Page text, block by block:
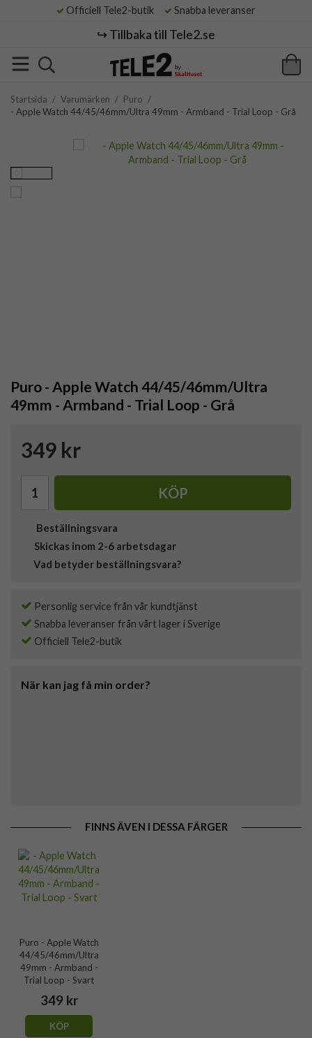
Officiell Tele2-butik Snabba leveranser
↪️ Tillbaka till Tele2.se
Startsida / Varumärken / Puro /
- Apple Watch 44/45/46mm/Ultra 49mm - Armband - Trial Loop - Grå
Puro - Apple Watch 44/45/46mm/Ultra
49mm - Armband - Trial Loop - Grå
349 kr
KÖP
Beställningsvara
Skickas inom 2-6 arbetsdagar
Vad betyder beställningsvara?
Personlig service från vår kundtjänst
Snabba leveranser från vårt lager i Sverige
Officiell Tele2-butik
När kan jag få min order?
FINNS ÄVEN I DESSA FÄRGER
Puro - Apple Watch
44/45/46mm/Ultra
49mm - Armband -
Trial Loop - Svart
349 kr
KÖP